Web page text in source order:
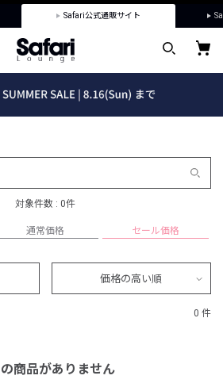
Safari公式通販サイト
対象件数 : 0件
通常価格 セール価格
価格の高い順
0 件
商品がありません